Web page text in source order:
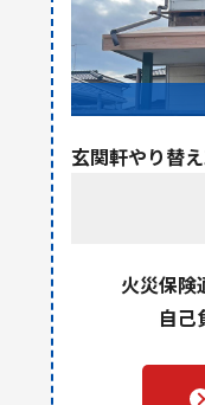
玄関軒やり替
火災保険
自己